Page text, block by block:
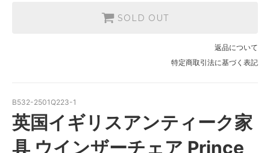
SOLD OUT
返品について
特定商取引法に基づく表記
B532-2501Q223-1
英国イギリスアンティーク家
具 ウインザーチェア Prince